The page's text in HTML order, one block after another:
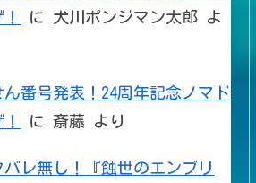
に 犬川ポンジマン太郎 よ
ん番号発表！24周年記念ノマド
に斎藤 より
バレ無し！『蝕世のエンブリ